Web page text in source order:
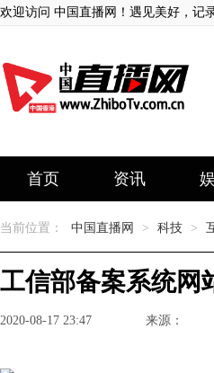
欢迎访问 中国直播网！遇见美好，记
首页 资讯
当前位置： 中国直播网 > 科技 >
工信部备案系统网
2020-08-17 23:47 来源：